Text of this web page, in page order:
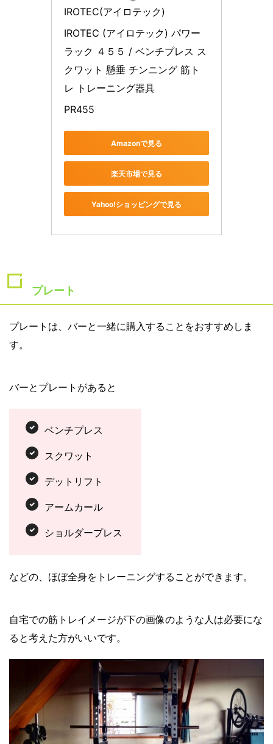
IROTEC(アイロテック)
IROTEC (アイロテック) パワー
ラック ４５５ / ベンチプレス ス
クワット 懸垂 チンニング 筋ト
レ トレーニング器具
PR455
Amazonで見る
楽天市場で見る
Yahoo!ショッピングで見る
プレート
プレートは、バーと一緒に購入することをおすすめしま
す。
バーとプレートがあると
ベンチプレス
スクワット
デットリフト
アームカール
ショルダープレス
などの、ほぼ全身をトレーニングすることができます。
自宅での筋トレイメージが下の画像のような人は必要にな
ると考えた方がいいです。